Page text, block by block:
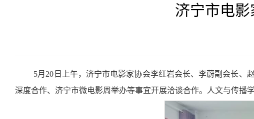
济宁市电
5月20日上午，济宁市电影家协会李红岩会长、李蔚副会长
深度合作、济宁市微电影周举办等事宜开展洽谈合作。人文与传播